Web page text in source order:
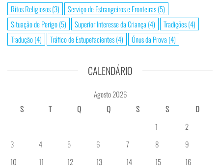
Ritos Religiosos(3) Serviço de Estrangeiros e Fronteiras(5)
Situação de Perigo(5) Superior Interesse da Criança (4) Tradições(4)
Tradução(4) Tráfico de Estupefacientes(4) Ónus da Prova (4)
CALENDÁRIO
Agosto 2026
S
T Q Q S S
D
1
2
3
4 5 6 7 8
9
10
11 12 13 14 15
16